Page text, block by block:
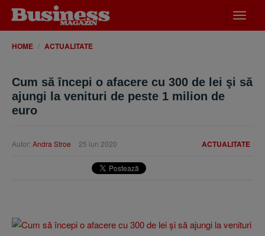
meniu
HOME ACTUALITATE
Cum să începi o afacere cu 300 de lei şi să
ajungi la venituri de peste 1 milion de
euro
ACTUALITATE
Autor: Andra Stroe 25 iun 2020